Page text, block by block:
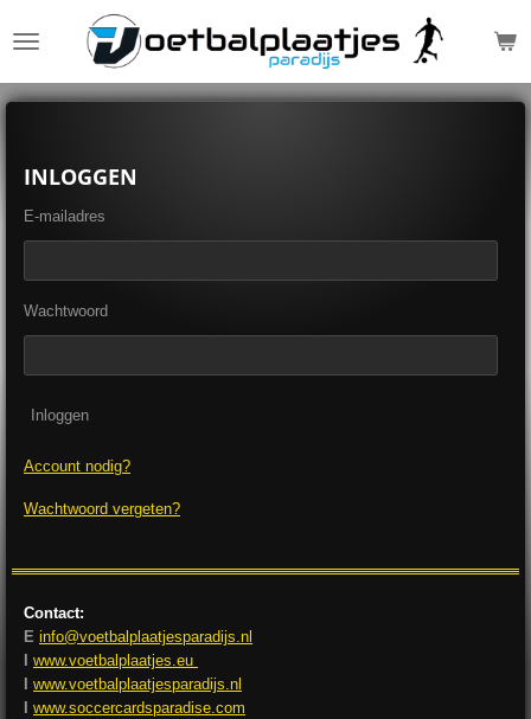
direct
de
INLOGGEN
E-mailadres
Wachtwoord
Inloggen
Account nodig?
Wachtwoord vergeten?
Contact:
E info@voetbalplaatjesparadijs.nl
www.voetbalplaatjes.eu
www.voetbalplaatjesparadijs.nl
www.soccercardsparadise.com